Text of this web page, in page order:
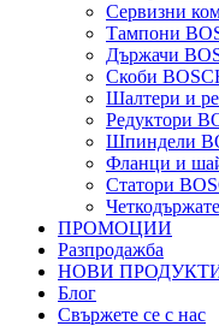
Сервизни
Тампони
Държачи
Скоби
Шалтери и
Редуктори
Шпиндели
Фланци и
Статори
ПРОМОЦИИ
Разпродажба
НОВИ
Блог
Свържете се с нас